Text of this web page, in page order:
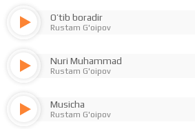
O’tib boradir
Rustam G'oipov
Nuri Muhammad
Rustam G'oipov
Musicha
Rustam G'oipov